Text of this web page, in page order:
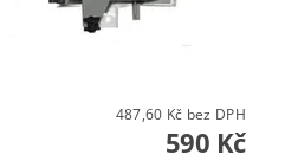
487,60 Kč bez DPH
590 Kč